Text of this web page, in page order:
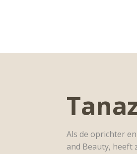
Als de oprichter
and Beauty, heeft